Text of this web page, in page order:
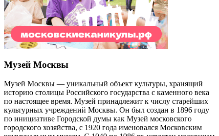
Музей Москвы
Музей Москвы — уникальный объект культуры, хранящий
историю столицы Российского государства с каменного века
по настоящее время. Музей принадлежит к числу старейших
культурных учреждений Москвы. Он был создан в 1896 году
по инициативе Городской думы как Музей московского
городского хозяйства, с 1920 года именовался Московским